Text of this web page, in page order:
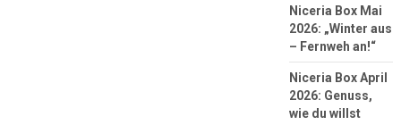
Niceria Box Mai
2026: „Winter aus
– Fernweh an!“
Niceria Box April
2026: Genuss,
wie du willst